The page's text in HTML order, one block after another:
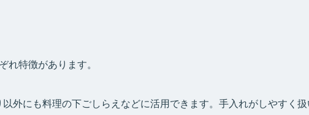
特徴があります。
外にも料理の下ごしらえなどに活用できます。手入れがしやすく